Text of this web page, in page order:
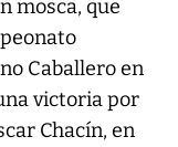
mosca, que
Caballero en
victoria por
Chacín, en